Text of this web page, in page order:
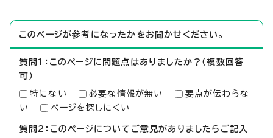
このページが参考になったかをお聞かせください。
質問1：このページに問題点はありましたか？（複数回答
可）
特にない 必要な情報が無い
要点が伝わらな
い
ページを探しにくい
質問2：このページについてご意見がありましたらご記入